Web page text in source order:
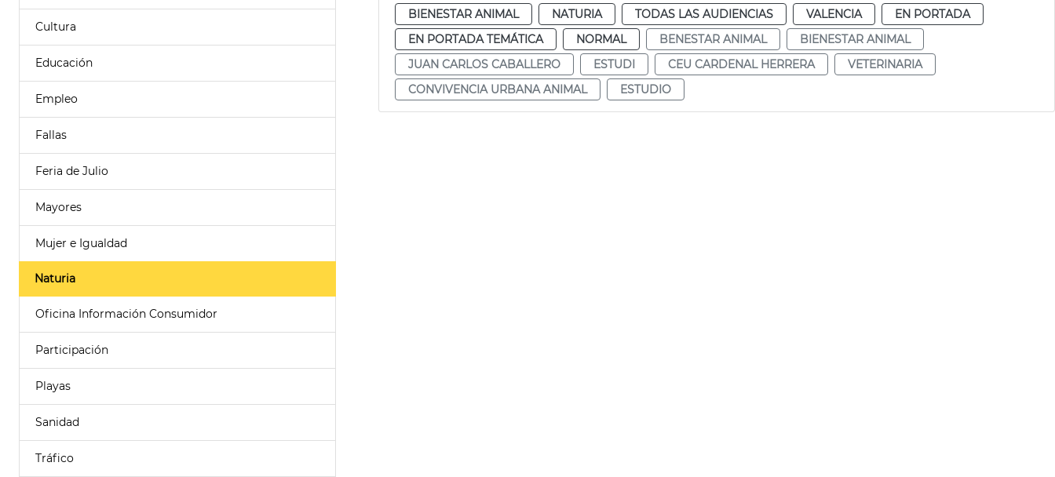
Cultura
Educación
Empleo
Fallas
Feria de Julio
Mayores
Mujer e Igualdad
Naturia
Oficina Información Consumidor
Participación
Playas
Sanidad
Tráfico
BIENESTAR ANIMAL NATURIA TODAS LAS AUDIENCIAS VALENCIA
EN PORTADA
EN PORTADA TEMÁTICA
NORMAL BENESTAR ANIMAL
BIENESTAR ANIMAL
JUAN CARLOS CABALLERO
ESTUDI CEU CARDENAL HERRERA
VETERINARIA
CONVIVENCIA URBANA ANIMAL
ESTUDIO